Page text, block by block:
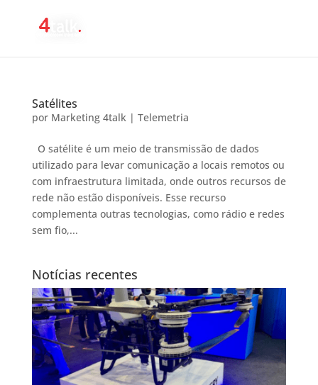
Satélites
por Marketing 4talk| Telemetria
O satélite é um meio de transmissão de dados
utilizado para levar comunicação a locais remotos ou
com infraestrutura limitada, onde outros recursos de
rede não estão disponíveis. Esse recurso
complementa outras tecnologias, como rádio e redes
sem fio,...
Notícias recentes